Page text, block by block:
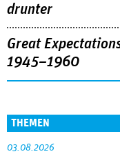
drunter
Great
1945–1960
THEMEN
03.08.2026